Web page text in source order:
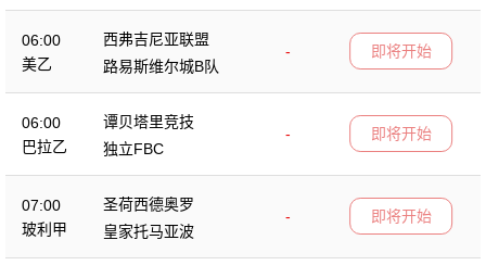
06:00
美乙
西弗吉尼亚联盟
-
路易斯维尔城B队
即将开始
06:00
巴拉乙
谭贝塔里竞技
-
独立FBC
即将开始
07:00
玻利甲
圣荷西德奥罗
-
皇家托马亚波
即将开始